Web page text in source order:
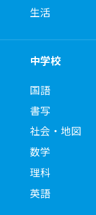
生活
中学校
国語
書写
社会・地図
数学
理科
英語